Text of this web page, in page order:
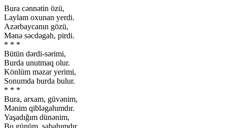
Bura cənnətin özü,
Laylam oxunan yerdi.
Azərbaycanın gözü,
Mənə səcdəgah, pirdi.
* * *
Bütün dərdi-sərimi,
Burda unutmaq olur.
Könlüm məzar yerimi,
Sonumda burda bulur.
* * *
Bura, arxam, güvənim,
Mənim qibləgahımdır.
Yaşadığım dünənim,